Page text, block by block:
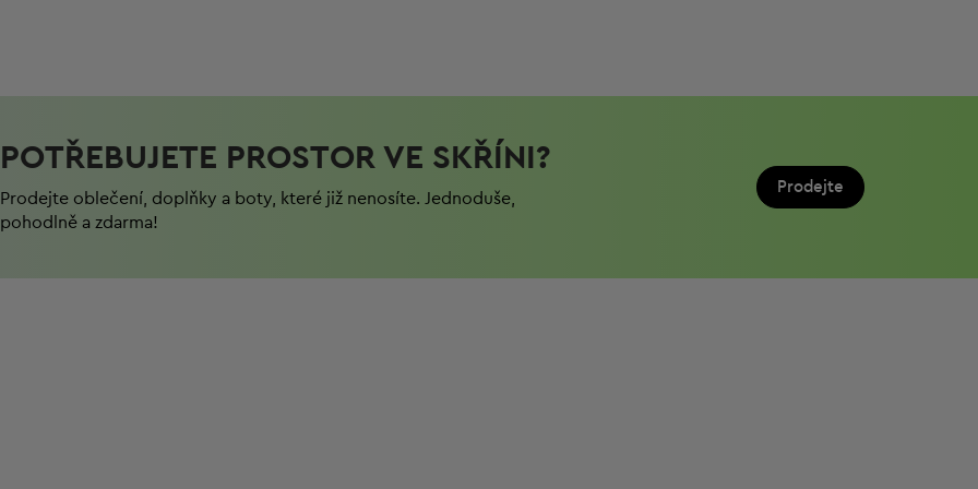
POTŘEBUJETE PROSTOR VE SKŘÍNI?
Prodejte oblečení, doplňky a boty, které již nenosíte. Jednoduše,
pohodlně a zdarma!
Prodejte